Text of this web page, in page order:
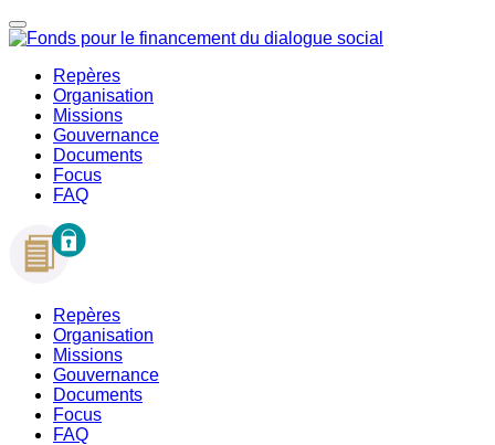
Repères
Organisation
Missions
Gouvernance
Documents
Focus
FAQ
Repères
Organisation
Missions
Gouvernance
Documents
Focus
FAQ